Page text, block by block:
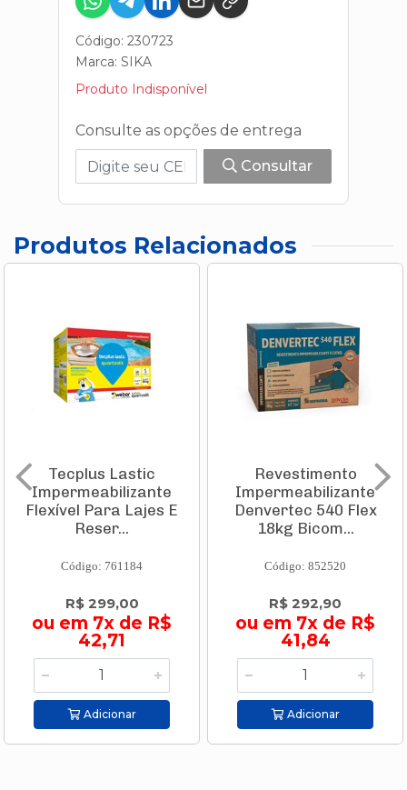
Código: 230723
Marca: SIKA
Produto Indisponível
Consulte as opções de entrega
Consultar
Produtos Relacionados
Tecplus Lastic
Impermeabilizante
Flexível Para Lajes E
Reser...
Código: 761184
R$ 299,00
ou em 7x de R$
42,71
Adicionar
Revestimento
Impermeabilizante
Denvertec 540 Flex
18kg Bicom...
Código: 852520
R$ 292,90
ou em 7x de R$
41,84
Adicionar